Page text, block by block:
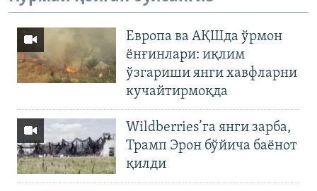
Европа ва АҚШда ўрмон
ёнғинлари: иқлим
ўзгариши янги хавфларни
кучайтирмоқда
Wildberries’га янги зарба,
Трамп Эрон бўйича баёнот
қилди